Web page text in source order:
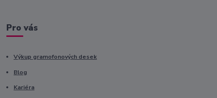
Pro vás
Výkup gramofonových desek
Blog
Kariéra